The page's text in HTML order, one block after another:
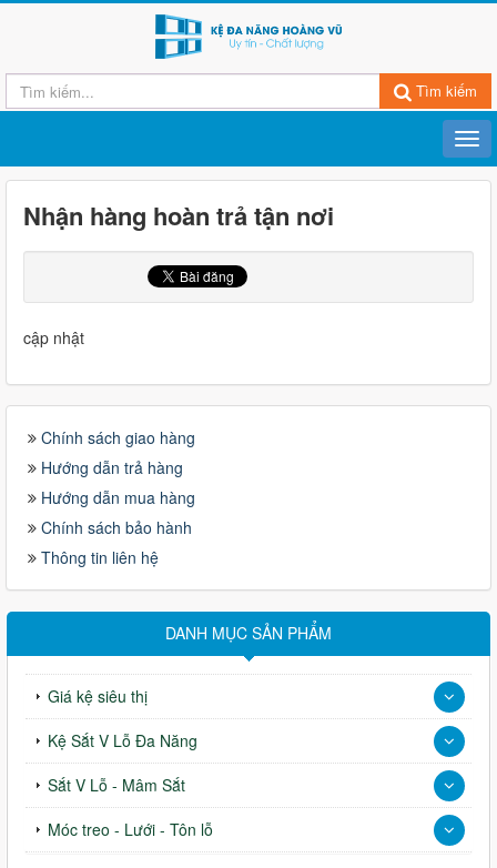
Tìm kiếm
Nhận hàng hoàn trả tận nơi
cập nhật
Chính sách giao hàng
Hướng dẫn trả hàng
Hướng dẫn mua hàng
Chính sách bảo hành
Thông tin liên hệ
DANH MỤC SẢN PHẨM
Giá kệ siêu thị
Kệ Sắt V Lỗ Đa Năng
Sắt V Lỗ - Mâm Sắt
Móc treo - Lưới - Tôn lỗ